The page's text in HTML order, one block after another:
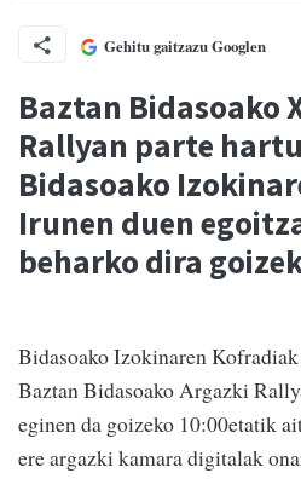
Gehitu gaitzazu Googlen
Baztan Bidasoako
Rallyan parte
Bidasoako
Irunen duen
beharko dira
Bidasoako Izokinaren
Baztan Bidasoako Argazki
eginen da goizeko 10:00etatik
ere argazki kamara digitalak